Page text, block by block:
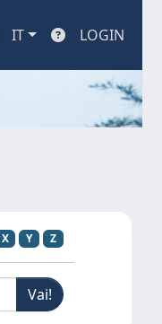
IT LOGIN
X Y Z